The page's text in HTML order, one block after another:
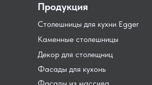
Фасады для кухонь
Каменные столешницы
Столешницы для кухни Egger
Декор для столещниц
Продукция